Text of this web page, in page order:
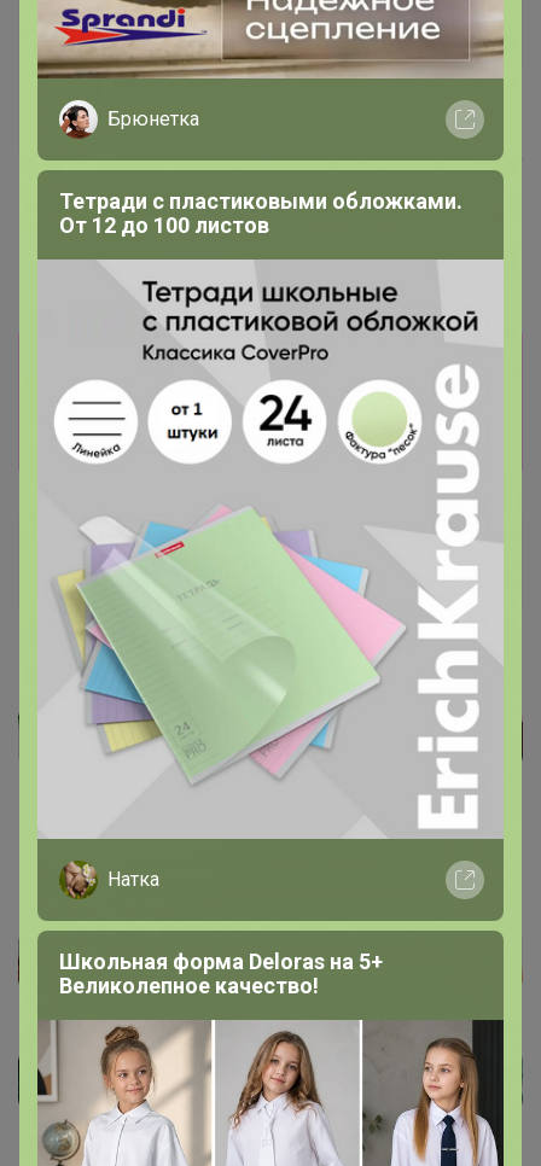
83р
Крахмал кукурузный Амилко
Хит
ШОКОЛАДНЫЙ КЕЙК смесь
д/шок.кекса 1 кг
Информация о заказах доступна
лишь членам клуба
Показать
Артемида
Бронзовый организатор
5 октября, 2023 21:50
Брюнетка
Тетради с пластиковыми обложками.
От 12 до 100 листов
Натка
Школьная форма Deloras на 5+
Великолепное качество!